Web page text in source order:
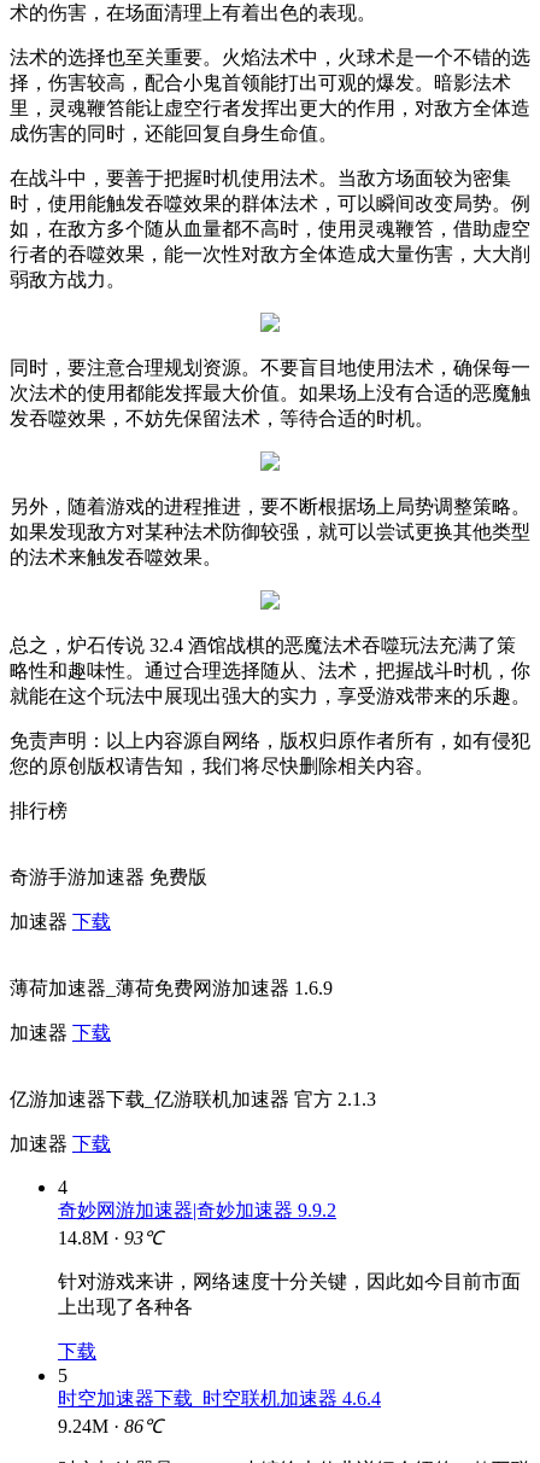
术的伤害，在场面清理上有着出色的表现。
法术的选择也至关重要。火焰法术中，火球术是一个不错的选
择，伤害较高，配合小鬼首领能打出可观的爆发。暗影法术
里，灵魂鞭笞能让虚空行者发挥出更大的作用，对敌方全体造
成伤害的同时，还能回复自身生命值。
在战斗中，要善于把握时机使用法术。当敌方场面较为密集
时，使用能触发吞噬效果的群体法术，可以瞬间改变局势。例
如，在敌方多个随从血量都不高时，使用灵魂鞭笞，借助虚空
行者的吞噬效果，能一次性对敌方全体造成大量伤害，大大削
弱敌方战力。
同时，要注意合理规划资源。不要盲目地使用法术，确保每一
次法术的使用都能发挥最大价值。如果场上没有合适的恶魔触
发吞噬效果，不妨先保留法术，等待合适的时机。
另外，随着游戏的进程推进，要不断根据场上局势调整策略。
如果发现敌方对某种法术防御较强，就可以尝试更换其他类型
的法术来触发吞噬效果。
总之，炉石传说 32.4 酒馆战棋的恶魔法术吞噬玩法充满了策
略性和趣味性。通过合理选择随从、法术，把握战斗时机，你
就能在这个玩法中展现出强大的实力，享受游戏带来的乐趣。
免责声明：以上内容源自网络，版权归原作者所有，如有侵犯
您的原创版权请告知，我们将尽快删除相关内容。
排行榜
奇游手游加速器 免费版
加速器 下载
薄荷加速器_薄荷免费网游加速器 1.6.9
加速器 下载
亿游加速器下载_亿游联机加速器 官方 2.1.3
加速器 下载
4
奇妙网游加速器|奇妙加速器 9.9.2
14.8M · 93℃
针对游戏来讲，网络速度十分关键，因此如今目前市面
上出现了各种各
下载
5
时空加速器下载_时空联机加速器 4.6.4
9.24M · 86℃